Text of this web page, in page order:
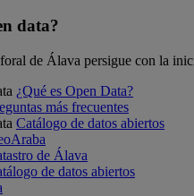
data?
de Álava persigue con la
¿Qué es Open Data?
más frecuentes
Catálogo de datos abiertos
de Álava
de datos abiertos